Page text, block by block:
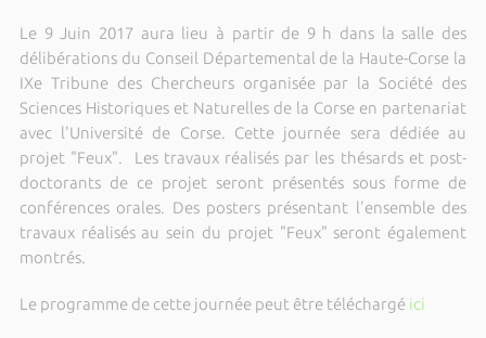
Le 9 Juin 2017 aura lieu à partir de 9 h dans la salle des
délibérations du Conseil Départemental de la Haute-Corse la
IXe Tribune des Chercheurs organisée par la Société des
Sciences Historiques et Naturelles de la Corse en partenariat
avec l'Université de Corse. Cette journée sera dédiée au
projet "Feux". Les travaux réalisés par les thésards et post-
doctorants de ce projet seront présentés sous forme de
conférences orales. Des posters présentant l'ensemble des
travaux réalisés au sein du projet "Feux" seront également
montrés.
Le programme de cette journée peut être téléchargé ici